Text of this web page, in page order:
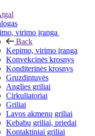
virimo įranga
Back
Kepimo, virimo įranga
Konvekcinės krosnys
Konditerinės krosnys
Gruzdintuvės
Anglies griliai
Cirkuliatoriai
Griliai
Lavos akmenų griliai
Kebabų griliai, priedai
Kontaktiniai griliai